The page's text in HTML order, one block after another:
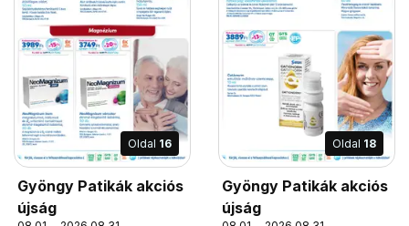
Oldal 16
Gyöngy Patikák akciós
újság
Oldal 18
Gyöngy Patikák akciós
újság